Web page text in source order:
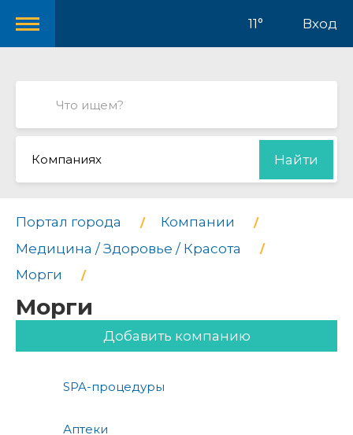
11° Вход
Компаниях Найти
Портал города
Компании
Медицина / Здоровье / Красота
Морги
Морги
Добавить компанию
SPA-процедуры
Аптеки